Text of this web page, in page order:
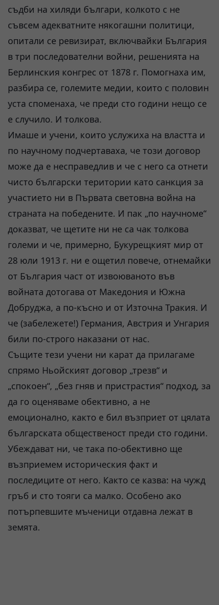
съдби на хиляди българи, колкото с не
съвсем адекватните някогашни политици,
опитали се ревизират, включвайки България
в три последователни войни, решенията на
Берлинския конгрес от 1878 г. Помогнаха им,
разбира се, големите медии, които с половин
уста споменаха, че преди сто години нещо се
е случило. И толкова.
Имаше и учени, които услужиха на властта и
по научному подчертаваха, че този договор
може да е несправедлив и че с него са отнети
чисто български територии като санкция за
участието ни в Първата световна война на
страната на победените. И пак „по научноме“
доказват, че щетите ни не са чак толкова
големи и че, примерно, Букурещкият мир от
28 юли 1913 г. ни е ощетил повече, отнемайки
от България част от извоюваното във
войната дотогава от Македония и Южна
Добруджа, а по-късно и от Източна Тракия. И
че (забележете!) Германия, Австрия и Унгария
били по-строго наказани от нас.
Същите тези учени ни карат да прилагаме
спрямо Ньойският договор „трезв“ и
„спокоен“, „без гняв и пристрастия“ подход, за
да го оценяваме обективно, а не
емоционално, както е бил възприет от цялата
българската общественост преди сто години.
Убеждават ни, че така по-обективно ще
възприемем историческия факт и
последиците от него. Както се казва: на чужд
гръб и сто тояги са малко. Особено ако
потърпевшите мъченици отдавна лежат в
земята.